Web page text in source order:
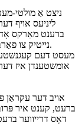
ליניעס אויף
ברענט מאַרקס
נייטיק צו פאַרבייַטן די קרייז ברעט אָדער באַטייַטיק קאָמפּאָנענטן.
ברעט, קענט איר
דאָס דרייווער